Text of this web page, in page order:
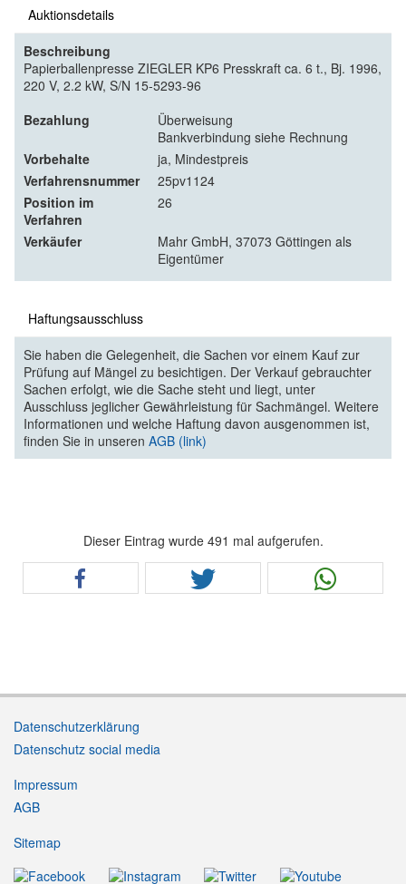
Auktionsdetails
Beschreibung
Papierballenpresse ZIEGLER KP6 Presskraft ca. 6 t., Bj. 1996,
220 V, 2.2 kW, S/N 15-5293-96
Bezahlung
Überweisung
Bankverbindung siehe Rechnung
Vorbehalte
ja, Mindestpreis
Verfahrensnummer
25pv1124
Position im
Verfahren
26
Verkäufer
Mahr GmbH, 37073 Göttingen als
Eigentümer
Haftungsausschluss
Sie haben die Gelegenheit, die Sachen vor einem Kauf zur
Prüfung auf Mängel zu besichtigen. Der Verkauf gebrauchter
Sachen erfolgt, wie die Sache steht und liegt, unter
Ausschluss jeglicher Gewährleistung für Sachmängel. Weitere
Informationen und welche Haftung davon ausgenommen ist,
finden Sie in unseren AGB (link)
Dieser Eintrag wurde 491 mal aufgerufen.
Datenschutzerklärung
Datenschutz social media
Impressum
AGB
Sitemap